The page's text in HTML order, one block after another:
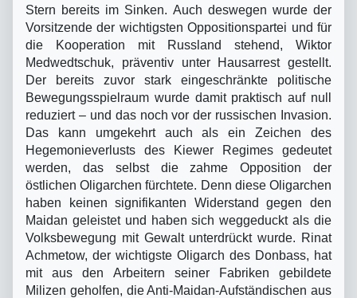
Stern bereits im Sinken. Auch deswegen wurde der
Vorsitzende der wichtigsten Oppositionspartei und für
die Kooperation mit Russland stehend, Wiktor
Medwedtschuk, präventiv unter Hausarrest gestellt.
Der bereits zuvor stark eingeschränkte politische
Bewegungsspielraum wurde damit praktisch auf null
reduziert – und das noch vor der russischen Invasion.
Das kann umgekehrt auch als ein Zeichen des
Hegemonieverlusts des Kiewer Regimes gedeutet
werden, das selbst die zahme Opposition der
östlichen Oligarchen fürchtete. Denn diese Oligarchen
haben keinen signifikanten Widerstand gegen den
Maidan geleistet und haben sich weggeduckt als die
Volksbewegung mit Gewalt unterdrückt wurde. Rinat
Achmetow, der wichtigste Oligarch des Donbass, hat
mit aus den Arbeitern seiner Fabriken gebildete
Milizen geholfen, die Anti-Maidan-Aufständischen aus